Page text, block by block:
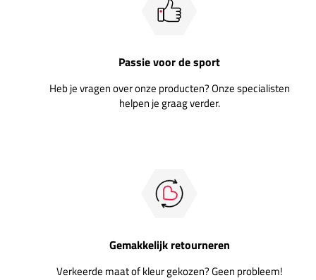
Passie voor de sport
Heb je vragen over onze producten? Onze specialisten
helpen je graag verder.
Gemakkelijk retourneren
Verkeerde maat of kleur gekozen? Geen probleem!